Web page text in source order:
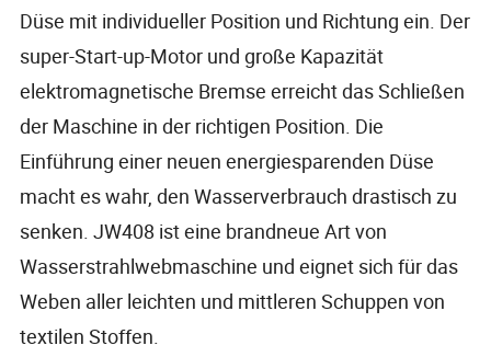
Düse mit individueller Position und Richtung ein. Der
super-Start-up-Motor und große Kapazität
elektromagnetische Bremse erreicht das Schließen
der Maschine in der richtigen Position. Die
Einführung einer neuen energiesparenden Düse
macht es wahr, den Wasserverbrauch drastisch zu
senken. JW408 ist eine brandneue Art von
Wasserstrahlwebmaschine und eignet sich für das
Weben aller leichten und mittleren Schuppen von
textilen Stoffen.